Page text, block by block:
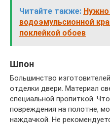
Читайте также: Нужно
водоэмульсионной
поклейкой обоев
Шпон
Большинство
отделки двери. Материал
специальной пропиткой.
повреждения на полотне,
наждачкой. Не